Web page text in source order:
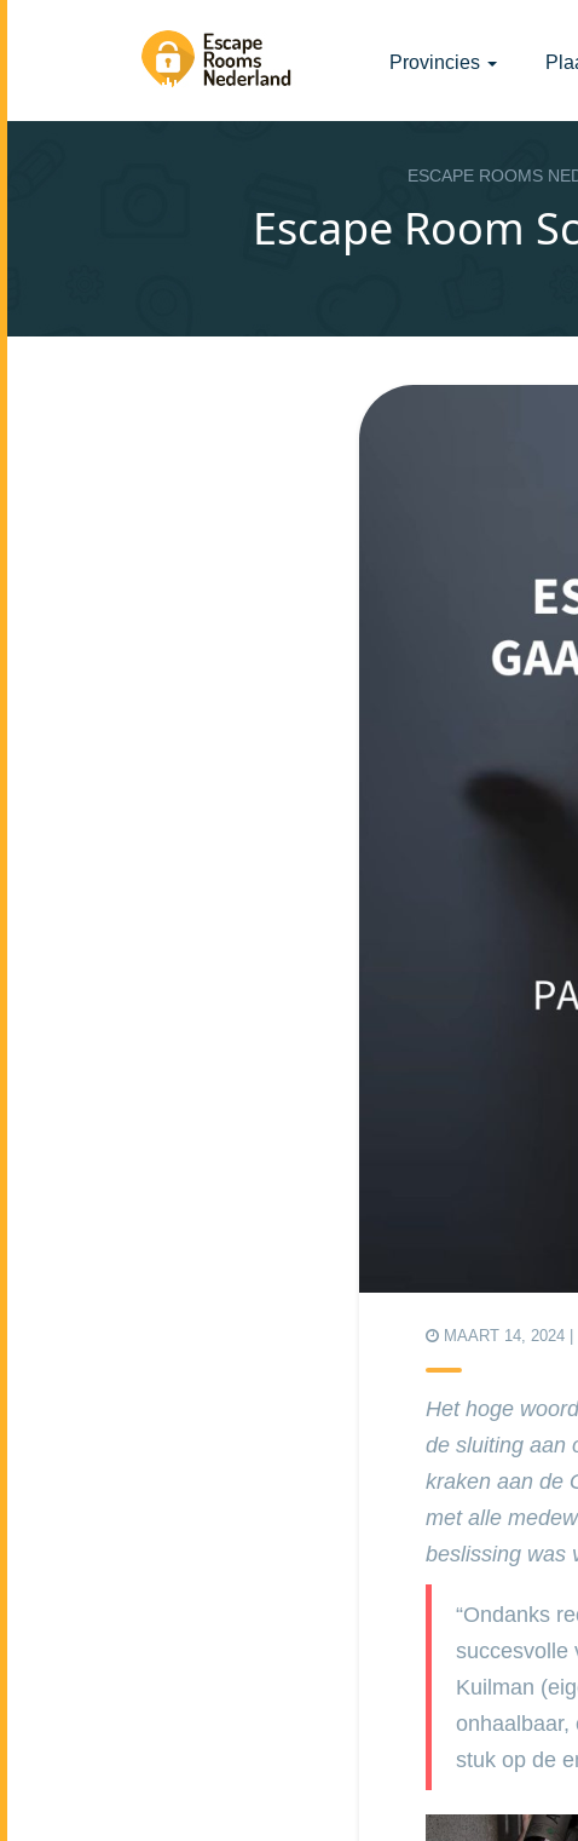
Provincies
ESCAPE ROOMS
Escape Room
MAART 14, 2024 |
Het hoge
de sluiting aan
kraken aan de
met alle
beslissing was
“Ondanks
succesvolle
Kuilman
onhaalbaar,
stuk op de